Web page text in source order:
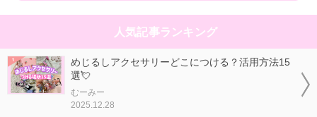
人気記事ランキング
めじるしアクセサリーどこにつける？活用方法15
選💘
むーみー
2025.12.28